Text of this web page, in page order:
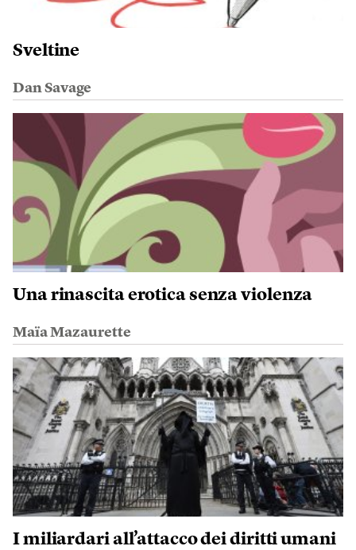
Sveltine
Dan Savage
Una rinascita erotica senza violenza
Maïa Mazaurette
I miliardari all’attacco dei diritti umani